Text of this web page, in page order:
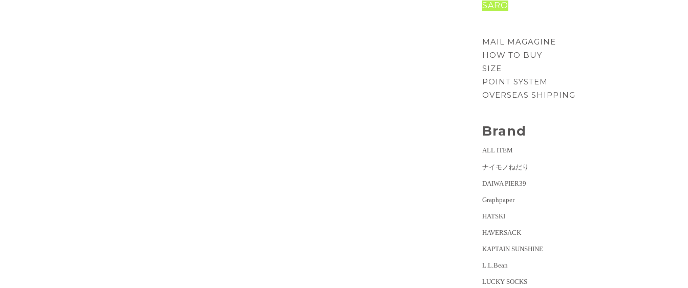
SARO
MAIL MAGAGINE
HOW TO BUY
SIZE
POINT SYSTEM
OVERSEAS SHIPPING
Brand
ALL ITEM
ナイモノねだり
DAIWA PIER39
Graphpaper
HATSKI
HAVERSACK
KAPTAIN SUNSHINE
L.L.Bean
LUCKY SOCKS